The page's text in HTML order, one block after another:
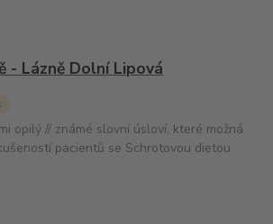
- Lázně Dolní Lipová
opilý // známé slovní úsloví, které možná
pacientů se Schrotovou dietou